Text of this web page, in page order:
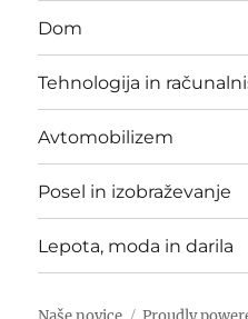
Dom
Tehnologija in
Avtomobilizem
Posel in izobraževanje
Lepota, moda in darila